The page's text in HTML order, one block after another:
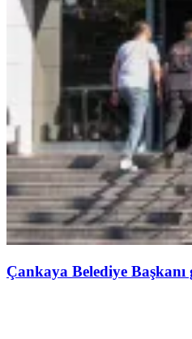
Çankaya Belediye Başkanı